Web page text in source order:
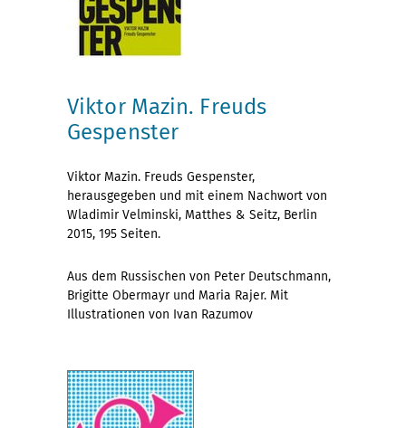
Viktor Mazin. Freuds
Gespenster
Viktor Mazin. Freuds Gespenster,
herausgegeben und mit einem Nachwort von
Wladimir Velminski, Matthes & Seitz, Berlin
2015, 195 Seiten.
Aus dem Russischen von Peter Deutschmann,
Brigitte Obermayr und Maria Rajer. Mit
Illustrationen von Ivan Razumov